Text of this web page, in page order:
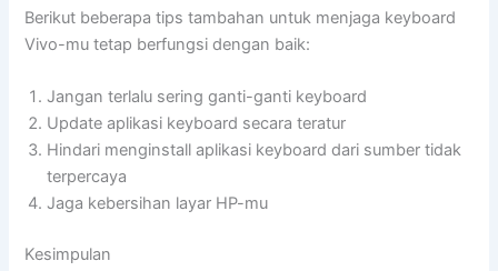
Berikut beberapa tips tambahan untuk menjaga keyboard
Vivo-mu tetap berfungsi dengan baik:
Jangan terlalu sering ganti-ganti keyboard
Update aplikasi keyboard secara teratur
Hindari menginstall aplikasi keyboard dari sumber tidak
terpercaya
Jaga kebersihan layar HP-mu
Kesimpulan